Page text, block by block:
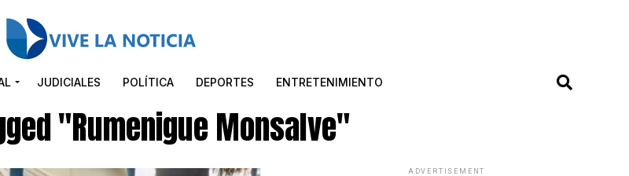
JUDICIALES POLÍTICA DEPORTES ENTRETENIMIENTO
"Rumenigue Monsalve"
ADVERTISEMENT